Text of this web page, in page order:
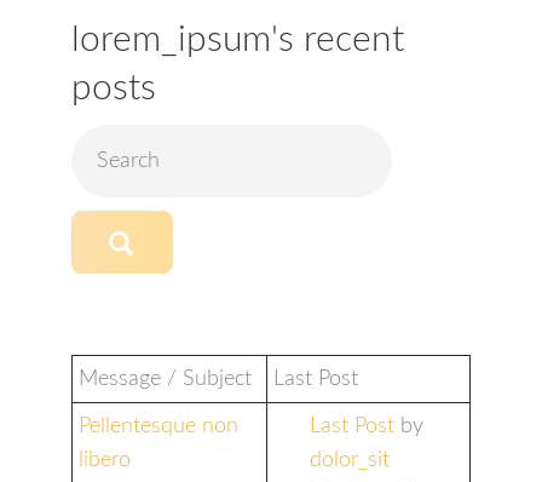
lorem_ipsum's recent
posts
Message / Subject Last Post
Pellentesque non
libero
Last Post by
dolor_sit